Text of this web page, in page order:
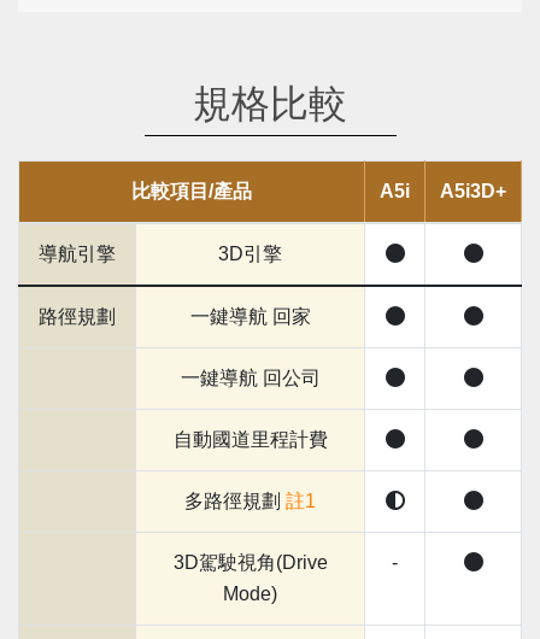
規格比較
比較項目/產品 A5i A5i3D+
導航引擎 3D引擎
路徑規劃 一鍵導航 回家
一鍵導航 回公司
自動國道里程計費
多路徑規劃 註1
3D駕駛視角(Drive
Mode)
-